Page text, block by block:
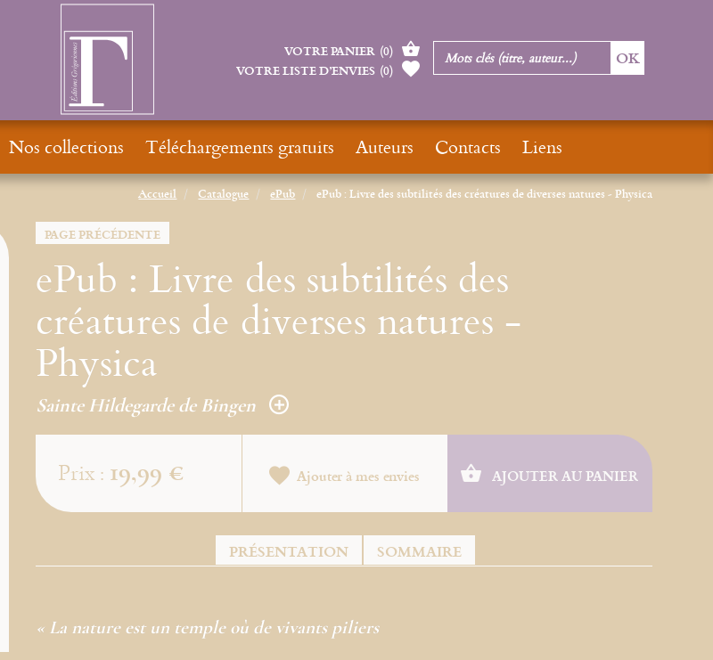
Accueil Catalogue ePub ePub : Livre des subtilités des créatures de diverses natures - Physica
PAGE PRÉCÉDENTE
ePub : Livre des subtilités des
créatures de diverses natures -
Physica
Sainte Hildegarde de Bingen
Prix : 19,99 € Ajouter à mes envies AJOUTER AU PANIER
PRÉSENTATION SOMMAIRE
« La nature est un temple où de vivants piliers
VOTRE PANIER (0)
VOTRE LISTE D’ENVIES (0)
Nos collections Téléchargements gratuits Auteurs Contacts Liens